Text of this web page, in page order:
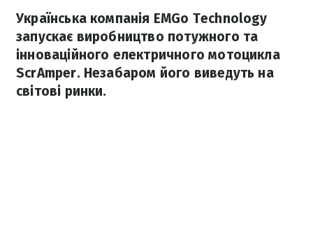
Українська компанія EMGo Technology
запускає виробництво потужного та
інноваційного електричного мотоцикла
ScrAmper. Незабаром його виведуть на
світові ринки.